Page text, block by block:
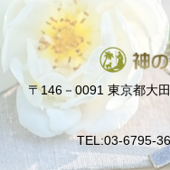
〒146－0091 東京都大
TEL:03-6795-